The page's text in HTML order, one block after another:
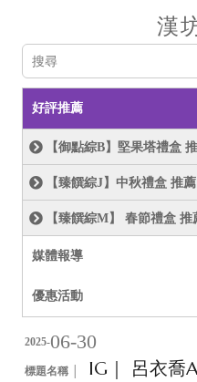
漢
好評推薦
【御點綜B】堅果塔禮盒
【臻饌綜J】中秋禮盒 推薦
【臻饌綜M】 春節禮盒 推
媒體報導
優惠活動
2025-06-30
標題名稱 │
IG｜ 呂衣喬